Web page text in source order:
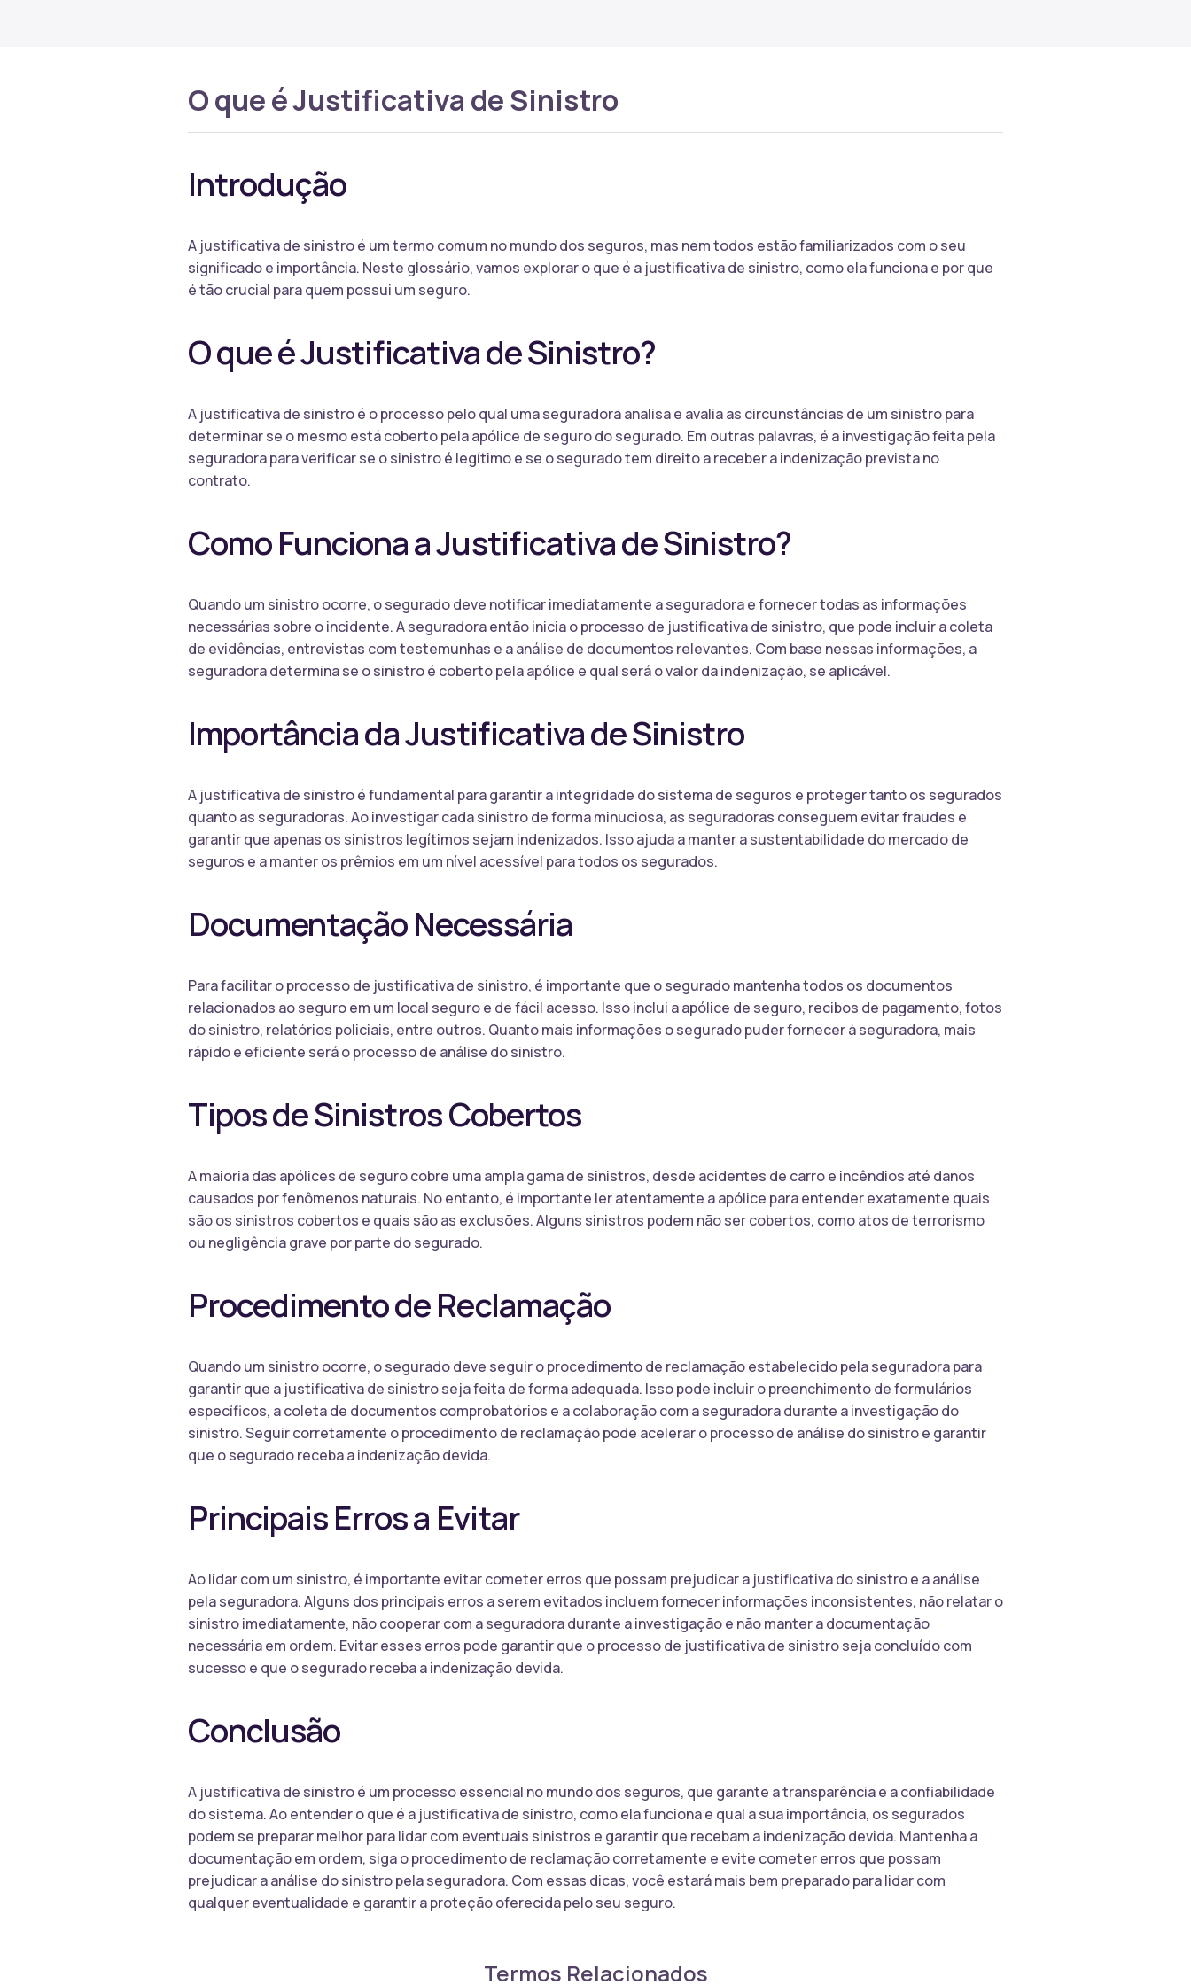
O que é Justificativa de Sinistro
Introdução
A justificativa de sinistro é um termo comum no mundo dos seguros, mas nem todos estão familiarizados com o seu
significado e importância. Neste glossário, vamos explorar o que é a justificativa de sinistro, como ela funciona e por que
é tão crucial para quem possui um seguro.
O que é Justificativa de Sinistro?
A justificativa de sinistro é o processo pelo qual uma seguradora analisa e avalia as circunstâncias de um sinistro para
determinar se o mesmo está coberto pela apólice de seguro do segurado. Em outras palavras, é a investigação feita pela
seguradora para verificar se o sinistro é legítimo e se o segurado tem direito a receber a indenização prevista no
contrato.
Como Funciona a Justificativa de Sinistro?
Quando um sinistro ocorre, o segurado deve notificar imediatamente a seguradora e fornecer todas as informações
necessárias sobre o incidente. A seguradora então inicia o processo de justificativa de sinistro, que pode incluir a coleta
de evidências, entrevistas com testemunhas e a análise de documentos relevantes. Com base nessas informações, a
seguradora determina se o sinistro é coberto pela apólice e qual será o valor da indenização, se aplicável.
Importância da Justificativa de Sinistro
A justificativa de sinistro é fundamental para garantir a integridade do sistema de seguros e proteger tanto os segurados
quanto as seguradoras. Ao investigar cada sinistro de forma minuciosa, as seguradoras conseguem evitar fraudes e
garantir que apenas os sinistros legítimos sejam indenizados. Isso ajuda a manter a sustentabilidade do mercado de
seguros e a manter os prêmios em um nível acessível para todos os segurados.
Documentação Necessária
Para facilitar o processo de justificativa de sinistro, é importante que o segurado mantenha todos os documentos
relacionados ao seguro em um local seguro e de fácil acesso. Isso inclui a apólice de seguro, recibos de pagamento, fotos
do sinistro, relatórios policiais, entre outros. Quanto mais informações o segurado puder fornecer à seguradora, mais
rápido e eficiente será o processo de análise do sinistro.
Tipos de Sinistros Cobertos
A maioria das apólices de seguro cobre uma ampla gama de sinistros, desde acidentes de carro e incêndios até danos
causados por fenômenos naturais. No entanto, é importante ler atentamente a apólice para entender exatamente quais
são os sinistros cobertos e quais são as exclusões. Alguns sinistros podem não ser cobertos, como atos de terrorismo
ou negligência grave por parte do segurado.
Procedimento de Reclamação
Quando um sinistro ocorre, o segurado deve seguir o procedimento de reclamação estabelecido pela seguradora para
garantir que a justificativa de sinistro seja feita de forma adequada. Isso pode incluir o preenchimento de formulários
específicos, a coleta de documentos comprobatórios e a colaboração com a seguradora durante a investigação do
sinistro. Seguir corretamente o procedimento de reclamação pode acelerar o processo de análise do sinistro e garantir
que o segurado receba a indenização devida.
Principais Erros a Evitar
Ao lidar com um sinistro, é importante evitar cometer erros que possam prejudicar a justificativa do sinistro e a análise
pela seguradora. Alguns dos principais erros a serem evitados incluem fornecer informações inconsistentes, não relatar o
sinistro imediatamente, não cooperar com a seguradora durante a investigação e não manter a documentação
necessária em ordem. Evitar esses erros pode garantir que o processo de justificativa de sinistro seja concluído com
sucesso e que o segurado receba a indenização devida.
Conclusão
A justificativa de sinistro é um processo essencial no mundo dos seguros, que garante a transparência e a confiabilidade
do sistema. Ao entender o que é a justificativa de sinistro, como ela funciona e qual a sua importância, os segurados
podem se preparar melhor para lidar com eventuais sinistros e garantir que recebam a indenização devida. Mantenha a
documentação em ordem, siga o procedimento de reclamação corretamente e evite cometer erros que possam
prejudicar a análise do sinistro pela seguradora. Com essas dicas, você estará mais bem preparado para lidar com
qualquer eventualidade e garantir a proteção oferecida pelo seu seguro.
Termos Relacionados